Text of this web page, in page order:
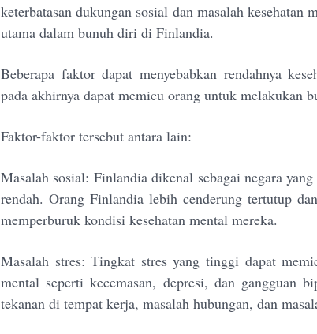
keterbatasan dukungan sosial dan masalah
utama dalam bunuh diri di Finlandia.
Beberapa faktor dapat menyebabkan rendahnya
pada akhirnya dapat memicu orang untuk melakukan
Faktor-faktor tersebut antara lain:
Masalah sosial: Finlandia dikenal sebagai negara
rendah. Orang Finlandia lebih cenderung tertutup
memperburuk kondisi kesehatan mental mereka.
Masalah stres: Tingkat stres yang tinggi dapat
mental seperti kecemasan, depresi, dan gangguan
tekanan di tempat kerja, masalah hubungan, dan